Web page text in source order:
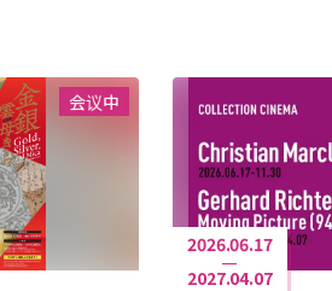
会议中
2026.06.17
2027.04.07